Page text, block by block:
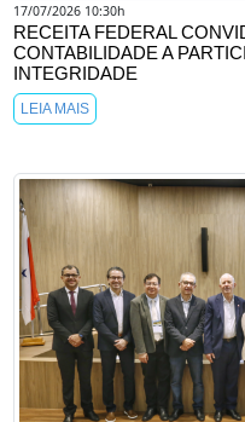
17/07/2026 10:30h
RECEITA FEDERAL
CONTABILIDADE A
INTEGRIDADE
LEIA MAIS